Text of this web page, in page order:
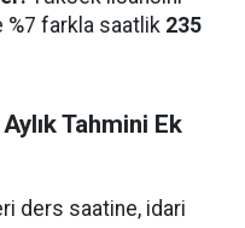
farkla saatlik 235
Tahmini Ek
ders saatine, idari